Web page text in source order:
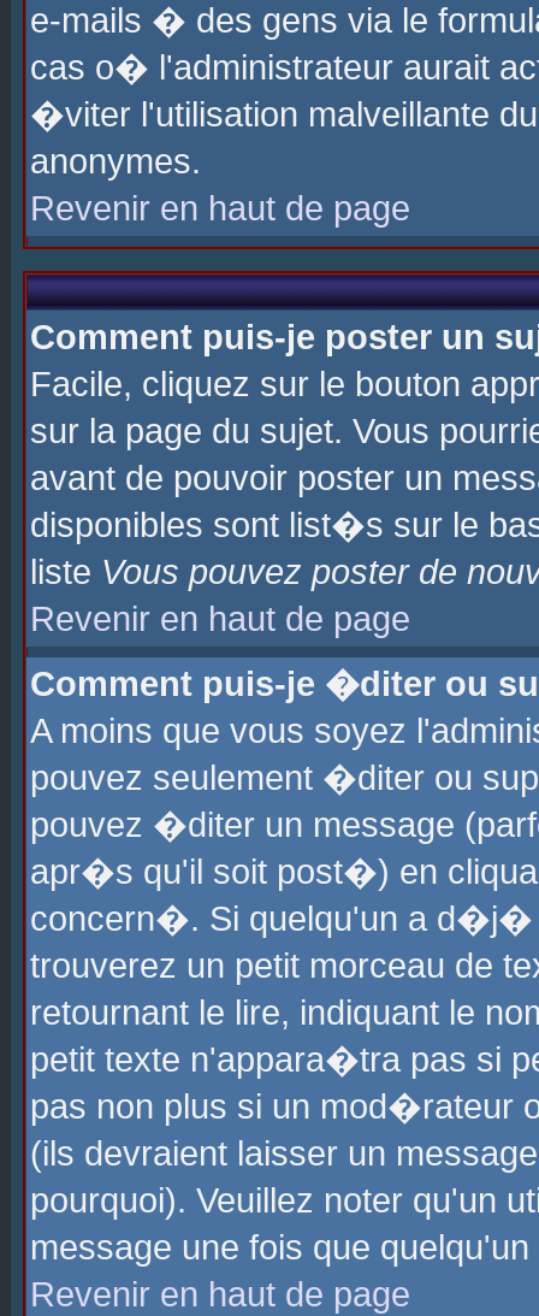
e-mails � des gens via le
cas o� l'administrateur aurait
�viter l'utilisation malveillante
anonymes.
Revenir en haut de page
Comment puis-je poster un
Facile, cliquez sur le bouton
sur la page du sujet. Vous
avant de pouvoir poster un
disponibles sont list�s sur le
liste Vous pouvez poster de
Revenir en haut de page
Comment puis-je �diter ou
A moins que vous soyez
pouvez seulement �diter ou
pouvez �diter un message
apr�s qu'il soit post�) en
concern�. Si quelqu'un a
trouverez un petit morceau de
retournant le lire, indiquant le
petit texte n'appara�tra pas si
pas non plus si un mod�rateur
(ils devraient laisser un
pourquoi). Veuillez noter qu'un
message une fois que
Revenir en haut de page